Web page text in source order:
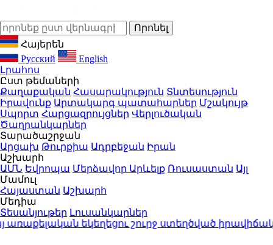
Հայերեն
Русский
English
Լրահոս
Ըստ թեմաների
Քաղաքական Հասարակություն Տնտեսություն
Իրավունք Արտակարգ պատահարներ Մշակույթ
Սպորտ Հարցազրույցներ Վերլուծական
Ծաղրանկարներ
Տարածաշրջան
Արցախ Թուրքիա Ադրբեջան Իրան
Աշխարհ
ԱՄՆ Եվրոպա Մերձավոր Արևելք Ռուսաստան Այլ
Մամուլ
Հայաստան Աշխարհ
Մեդիա
Տեսանյութեր Լուսանկարներ
եկեղեցու շուրջ ստեղծված իրավիճակով